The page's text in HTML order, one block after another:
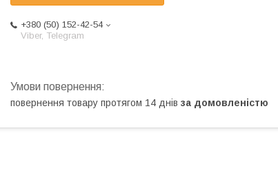
+380 (50) 152-42-54
Viber, Telegram
повернення товару протягом 14 днів за домовленістю